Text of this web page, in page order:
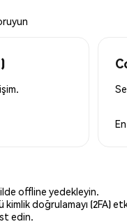
offline yedekleyin.
doğrulamayı (2FA)
edin.